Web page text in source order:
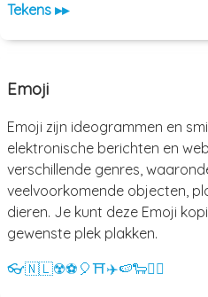
Tekens ▸▸
Emoji
Emoji zijn ideogrammen en
elektronische berichten en
verschillende genres,
veelvoorkomende objecten,
dieren. Je kunt deze Emoji
gewenste plek plakken.
👓🇳🇱☢️⚽ 🎈⛩️✈️🍉🐑💁‍♀️